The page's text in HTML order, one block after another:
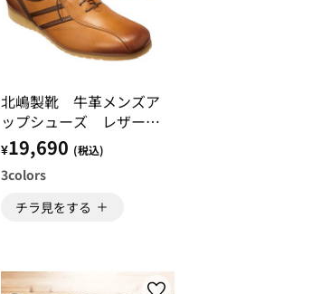
北嶋製靴 牛革メンズア
ップシューズ レザーア
ップスニーカー
¥19,690 (税込)
3colors
チラ見をする